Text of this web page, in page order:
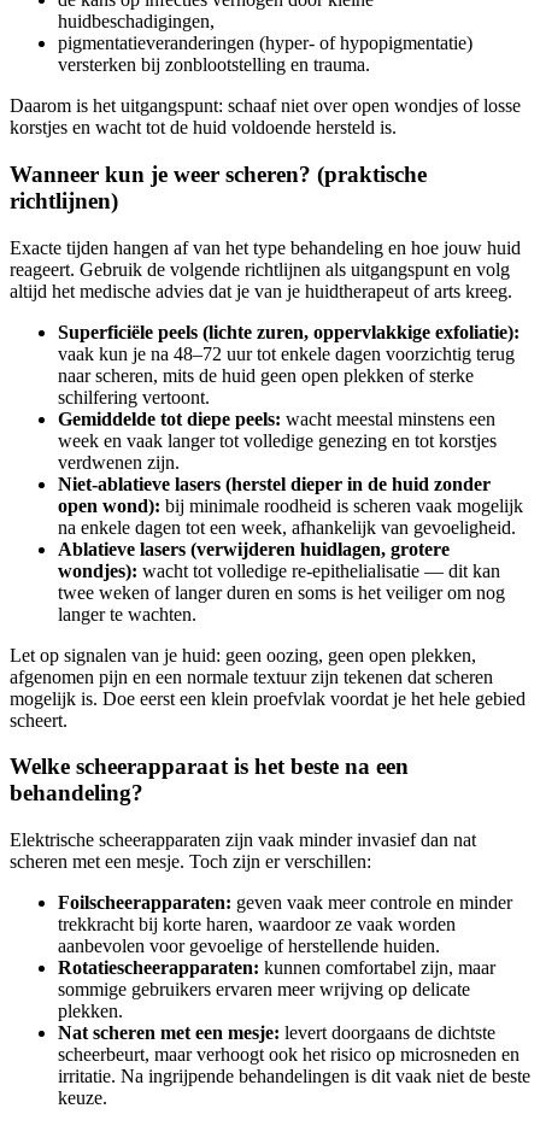
huidbeschadigingen,
pigmentatieveranderingen (hyper- of hypopigmentatie)
versterken bij zonblootstelling en trauma.
Daarom is het uitgangspunt: schaaf niet over open wondjes of losse
korstjes en wacht tot de huid voldoende hersteld is.
Wanneer kun je weer scheren? (praktische
richtlijnen)
Exacte tijden hangen af van het type behandeling en hoe jouw huid
reageert. Gebruik de volgende richtlijnen als uitgangspunt en volg
altijd het medische advies dat je van je huidtherapeut of arts kreeg.
Superficiële peels (lichte zuren, oppervlakkige exfoliatie):
vaak kun je na 48–72 uur tot enkele dagen voorzichtig terug
naar scheren, mits de huid geen open plekken of sterke
schilfering vertoont.
Gemiddelde tot diepe peels: wacht meestal minstens een
week en vaak langer tot volledige genezing en tot korstjes
verdwenen zijn.
Niet-ablatieve lasers (herstel dieper in de huid zonder
open wond): bij minimale roodheid is scheren vaak mogelijk
na enkele dagen tot een week, afhankelijk van gevoeligheid.
Ablatieve lasers (verwijderen huidlagen, grotere
wondjes): wacht tot volledige re-epithelialisatie — dit kan
twee weken of langer duren en soms is het veiliger om nog
langer te wachten.
Let op signalen van je huid: geen oozing, geen open plekken,
afgenomen pijn en een normale textuur zijn tekenen dat scheren
mogelijk is. Doe eerst een klein proefvlak voordat je het hele gebied
scheert.
Welke scheerapparaat is het beste na een
behandeling?
Elektrische scheerapparaten zijn vaak minder invasief dan nat
scheren met een mesje. Toch zijn er verschillen:
Foilscheerapparaten: geven vaak meer controle en minder
trekkracht bij korte haren, waardoor ze vaak worden
aanbevolen voor gevoelige of herstellende huiden.
Rotatiescheerapparaten: kunnen comfortabel zijn, maar
sommige gebruikers ervaren meer wrijving op delicate
plekken.
Nat scheren met een mesje: levert doorgaans de dichtste
scheerbeurt, maar verhoogt ook het risico op microsneden en
irritatie. Na ingrijpende behandelingen is dit vaak niet de beste
keuze.